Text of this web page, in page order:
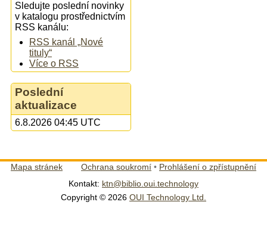
Sledujte poslední novinky
v katalogu prostřednictvím
RSS kanálu:
RSS kanál „Nové
tituly“
Více o RSS
Poslední
aktualizace
6.8.2026 04:45 UTC
Mapa stránek Ochrana soukromí • Prohlášení o zpřístupnění
Kontakt: ktn@biblio.oui.technology
Copyright © 2026 OUI Technology Ltd.